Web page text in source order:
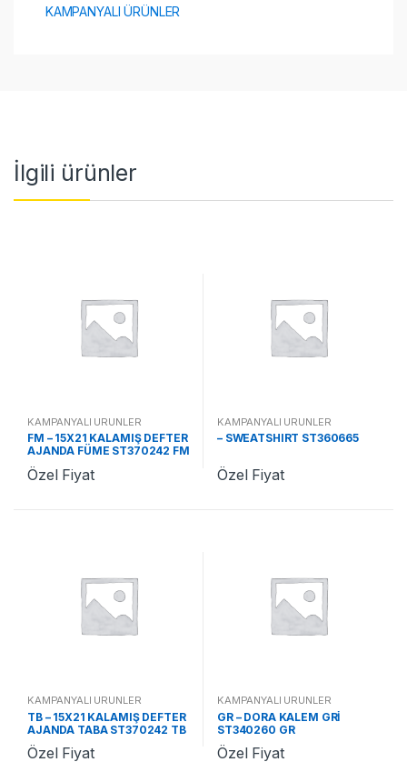
KAMPANYALI ÜRÜNLER
İlgili ürünler
KAMPANYALI ÜRÜNLER
FM – 15X21 KALAMIŞ DEFTER
AJANDA FÜME ST370242 FM
Özel Fiyat
KAMPANYALI ÜRÜNLER
– SWEATSHIRT ST360665
Özel Fiyat
KAMPANYALI ÜRÜNLER
TB – 15X21 KALAMIŞ DEFTER
AJANDA TABA ST370242 TB
Özel Fiyat
KAMPANYALI ÜRÜNLER
GR – DORA KALEM GRİ
ST340260 GR
Özel Fiyat